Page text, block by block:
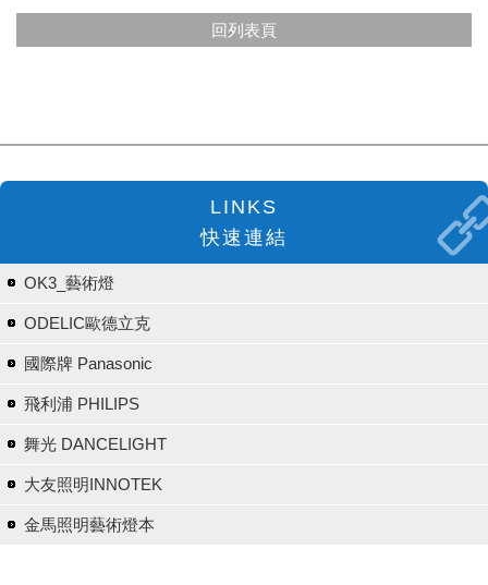
回列表頁
LINKS
快速連結
OK3_藝術燈
ODELIC歐德立克
國際牌 Panasonic
飛利浦 PHILIPS
舞光 DANCELIGHT
大友照明INNOTEK
金馬照明藝術燈本